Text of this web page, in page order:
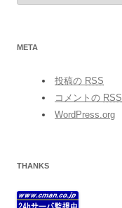
META
投稿の RSS
コメントの RSS
WordPress.org
THANKS